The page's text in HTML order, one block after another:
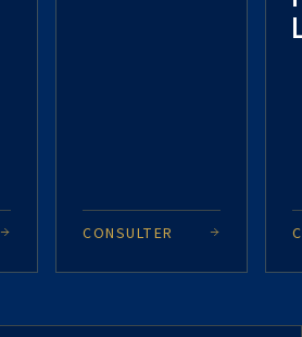
CONSULTER